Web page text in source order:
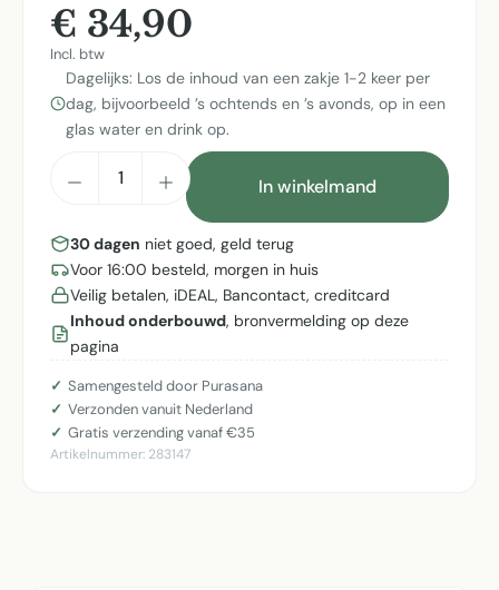
€ 34,90
Incl. btw
Dagelijks: Los de inhoud van een zakje 1-2 keer per
dag, bijvoorbeeld ’s ochtends en ’s avonds, op in een
glas water en drink op.
Producthoeveelheid: Voer de
In winkelmand
30 dagen niet goed, geld terug
Voor 16:00 besteld, morgen in huis
Veilig betalen, iDEAL, Bancontact, creditcard
Inhoud onderbouwd, bronvermelding op deze
pagina
Samengesteld door Purasana
Verzonden vanuit Nederland
Gratis verzending vanaf €35
Artikelnummer: 283147